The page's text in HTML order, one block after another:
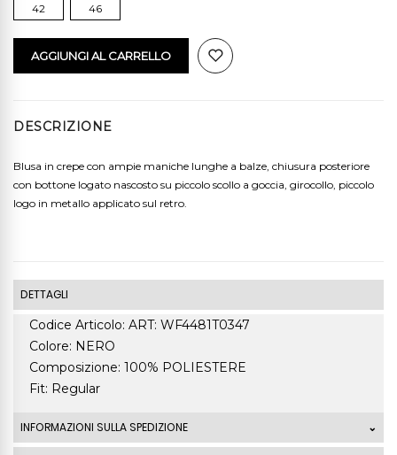
42 46
AGGIUNGI AL CARRELLO
DESCRIZIONE
Blusa in crepe con ampie maniche lunghe a balze, chiusura posteriore
con bottone logato nascosto su piccolo scollo a goccia, girocollo, piccolo
logo in metallo applicato sul retro.
DETTAGLI
Codice Articolo: ART: WF4481T0347
Colore: NERO
Composizione: 100% POLIESTERE
Fit: Regular
INFORMAZIONI SULLA SPEDIZIONE